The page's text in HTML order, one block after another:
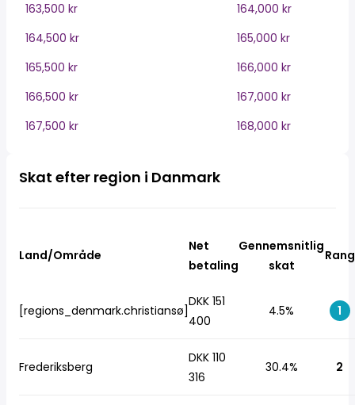
163,500 kr
164,000 kr
164,500 kr
165,000 kr
165,500 kr
166,000 kr
166,500 kr
167,000 kr
167,500 kr
168,000 kr
Skat efter region i Danmark
Land/Område
Net
betaling
Gennemsnitlig
skat
Rang
[regions_denmark.christiansø]
DKK 151
400
4.5% 1
Frederiksberg
DKK 110
316
30.4% 2